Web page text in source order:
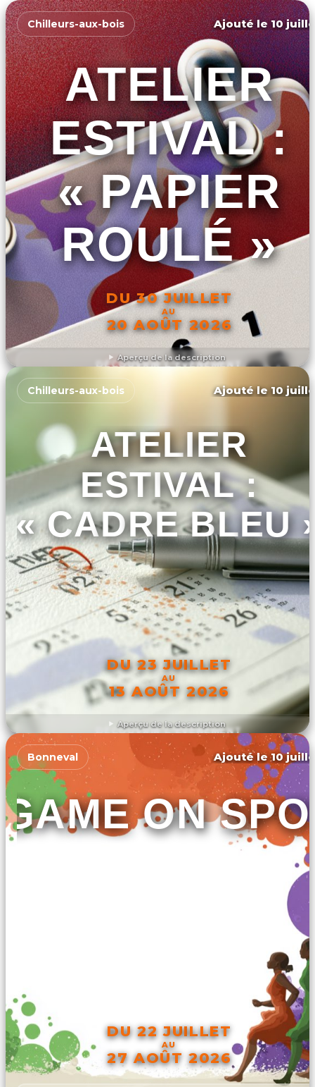
Aperçu de la description
Chilleurs-aux-bois Ajouté le 10
ATELIER
ESTIVAL :
« PAPIER
ROULÉ »
DU 30 JUILLET
AU
20 AOÛT 2026
DÉCOUVRIR L'ÉVÉNEMENT
Aperçu de la description
Chilleurs-aux-bois Ajouté le 10
ATELIER
ESTIVAL :
« CADRE BLEU
DU 23 JUILLET
AU
13 AOÛT 2026
DÉCOUVRIR L'ÉVÉNEMENT
Bonneval Ajouté le 10
GAME ON
DU 22 JUILLET
AU
27 AOÛT 2026